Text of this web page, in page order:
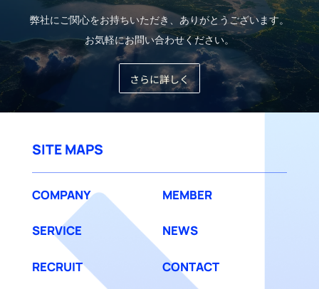
弊社にご関心をお持ちいただき、ありがとうございます。
お気軽にお問い合わせください。
さらに詳しく
SITE MAPS
COMPANY MEMBER
SERVICE NEWS
RECRUIT CONTACT